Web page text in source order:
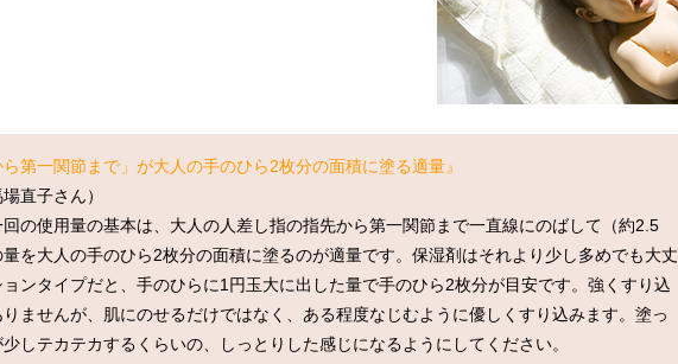
ら第一関節まで」が大人の手のひら2枚分の面積に塗る適量』
直子さん）
の使用量の基本は、大人の人差し指の指先から第一関節まで一直線にのばして（約2.5
を大人の手のひら2枚分の面積に塗るのが適量です。保湿剤はそれより少し多めでも大丈
ンタイプだと、手のひらに1円玉大に出した量で手のひら2枚分が目安です。強くすり込
ませんが、肌にのせるだけではなく、ある程度なじむように優しくすり込みます。塗っ